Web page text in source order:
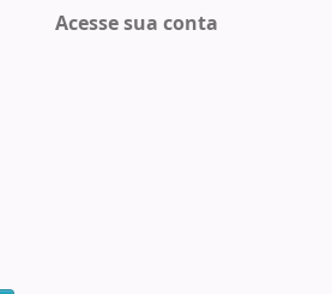
Acesse sua conta